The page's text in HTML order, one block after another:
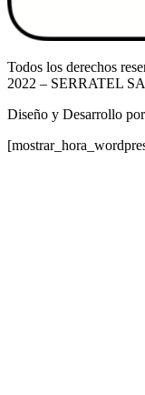
Todos los derechos
2022 – SERRATEL
Diseño y Desarrollo por